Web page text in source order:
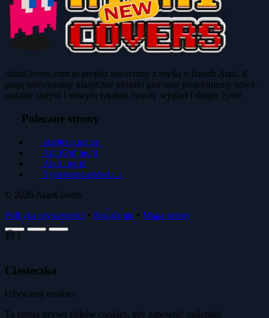
AtariCovers.com to projekt stworzony z myślą o fanach Atari. Z
pasją odświeżamy klasyczne okładki gier oraz projektujemy nowe,
nadając starym i nowym tytułom świeży wygląd i drugie życie.
Polecane strony
atariteca.net.pe
AtariOnline.pl
Atari.org.pl
Systemembedded.eu
© 2026 AtariCovers
Polityka prywatności • Regulamin • Mapa strony
1/ 1
Ciasteczka
Używamy cookies
Ta strona używa plików cookies, aby zapewnić najlepsze